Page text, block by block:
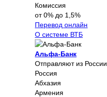
Комиссия
от 0% до 1,5%
Перевод онлайн
О системе ВТБ
Альфа-Банк
Отправляют из России
Россия
Абхазия
Армения